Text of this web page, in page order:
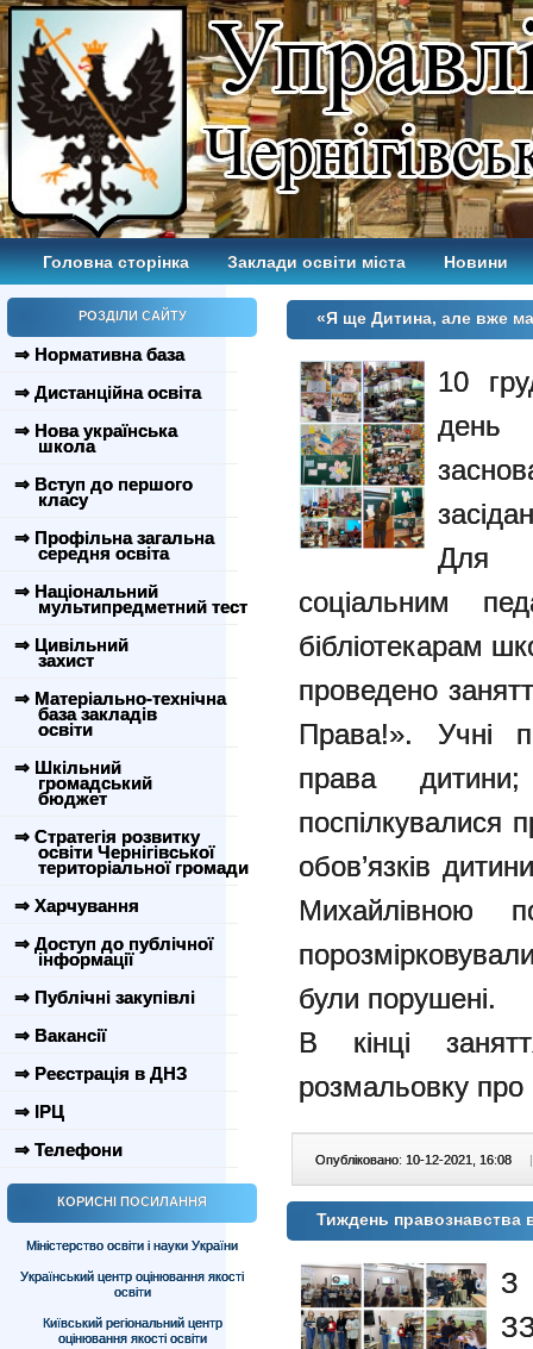
Головна сторінка Заклади освіти міста Новини
РОЗДІЛИ САЙТУ
⇒ Нормативна база
⇒ Дистанційна освіта
⇒ Нова українська
школа
⇒ Вступ до першого
класу
⇒ Профільна загальна
середня освіта
⇒ Національний
мультипредметний тест
⇒ Цивільний
захист
⇒ Матеріально-технічна
база закладів
освіти
⇒ Шкільний
громадський
бюджет
⇒ Стратегія розвитку
освіти Чернігівської
територіальної громади
⇒ Харчування
⇒ Доступ до публічної
інформації
⇒ Публічні закупівлі
⇒ Вакансії
⇒ Реєстрація в ДНЗ
⇒ ІРЦ
⇒ Телефони
КОРИСНІ ПОСИЛАННЯ
Міністерство освіти і науки України
Український центр оцінювання якості
освіти
Київський регіональний центр
оцінювання якості освіти
«Я ще Дитина, але вже
10
день
Для
соціальним
бібліотекарам
проведено
Права!». Учні
права
поспілкувалися
обов’язків
Михайлівною
були порушені.
В кінці
розмальовку про
Опубліковано: 10-12-2021, 16:08 |
Тиждень
З